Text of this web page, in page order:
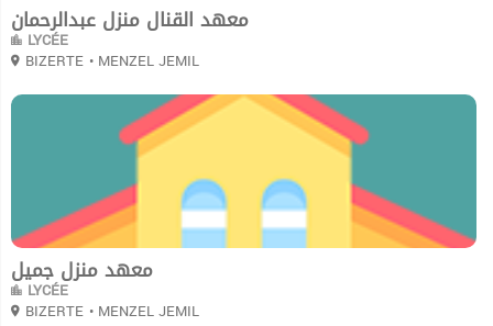
معهد القنال منزل عبدالرحمان
LYCÉE
BIZERTE • MENZEL JEMIL
معهد منزل جميل
LYCÉE
BIZERTE • MENZEL JEMIL